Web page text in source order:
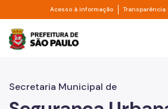
Pular para o Conteúdo principal
Acesso à informação Divisor de
Transparência
Prefeitura de
Secretaria Municipal de